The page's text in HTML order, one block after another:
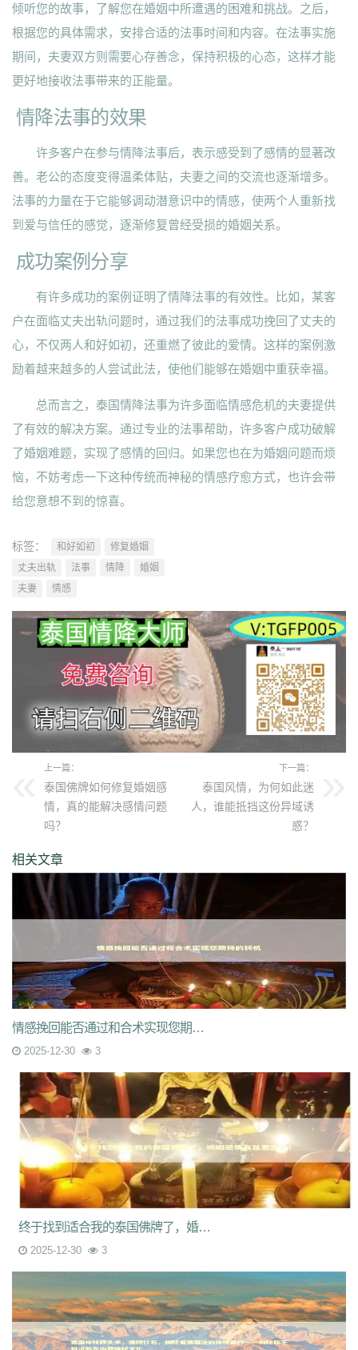
倾听您的故事，了解您在婚姻中所遭遇的困难和挑战。之后，
根据您的具体需求，安排合适的法事时间和内容。在法事实施
期间，夫妻双方则需要心存善念，保持积极的心态，这样才能
更好地接收法事带来的正能量。
情降法事的效果
许多客户在参与情降法事后，表示感受到了感情的显著改
善。老公的态度变得温柔体贴，夫妻之间的交流也逐渐增多。
法事的力量在于它能够调动潜意识中的情感，使两个人重新找
到爱与信任的感觉，逐渐修复曾经受损的婚姻关系。
成功案例分享
有许多成功的案例证明了情降法事的有效性。比如，某客
户在面临丈夫出轨问题时，通过我们的法事成功挽回了丈夫的
心，不仅两人和好如初，还重燃了彼此的爱情。这样的案例激
励着越来越多的人尝试此法，使他们能够在婚姻中重获幸福。
总而言之，泰国情降法事为许多面临情感危机的夫妻提供
了有效的解决方案。通过专业的法事帮助，许多客户成功破解
了婚姻难题，实现了感情的回归。如果您也在为婚姻问题而烦
恼，不妨考虑一下这种传统而神秘的情感疗愈方式，也许会带
给您意想不到的惊喜。
标签： 和好如初
修复婚姻
丈夫出轨
法事 情降
婚姻
夫妻
情感
上一篇：
泰国佛牌如何修复婚姻感
情，真的能解决感情问题
吗？
下一篇：
泰国风情，为何如此迷
人，谁能抵挡这份异域诱
惑？
相关文章
情感挽回能否通过和合术实现您期待的转机
2025-12-30 3
终于找到适合我的泰国佛牌了，婚姻感情真是要靠它！
2025-12-30 3